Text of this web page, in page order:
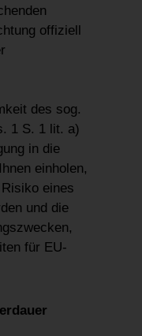
offiziell
des sog.
1 S. 1 lit. a)
in die
einholen,
eines
und die
für EU-